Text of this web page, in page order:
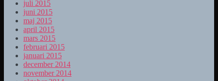
juli 2015
juni 2015
maj 2015
april 2015
mars 2015
februari 2015
januari 2015
december 2014
november 2014